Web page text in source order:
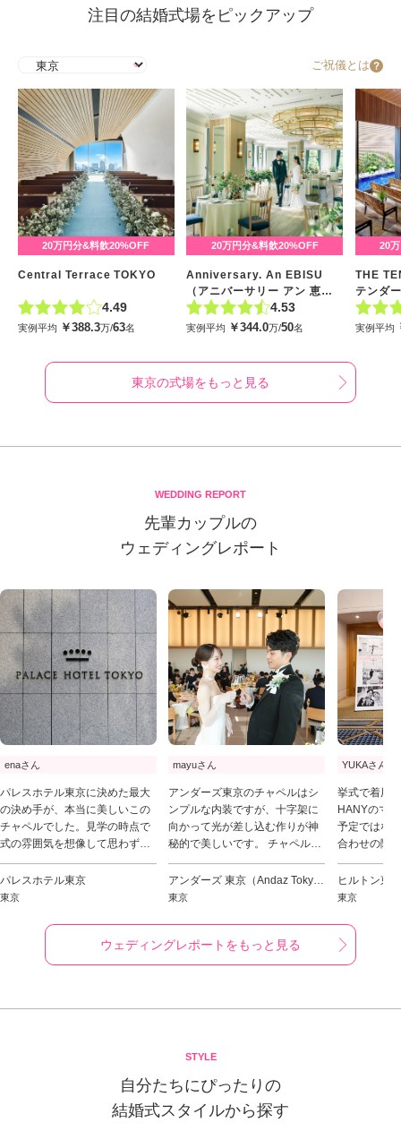
注目の結婚式場をピックアップ
ご祝儀とは
20万円分&料飲20%OFF
Central Terrace TOKYO
4.49
実例平均 ￥388.3万/63名
20万円分&料飲20%OFF
Anniversary. An EBISU
（アニバーサリー アン 恵比
寿）
4.53
実例平均 ￥344.0万/50名
20
THE
テンダ
実例平均
東京の式場をもっと見る
WEDDING REPORT
先輩カップルの
ウェディングレポート
enaさん
パレスホテル東京に決めた最大
の決め手が、本当に美しいこの
チャペルでした。見学の時点で
式の雰囲気を想像して思わず涙
してしまうほど感動的な空間で
す。当日はキリスト教式（約25
万円）で執り行いました。オル
生演奏に包まれる素晴らしい時
間となり、ここで挙式ができて
本当に良かったです。
パレスホテル東京
東京
mayuさん
アンダーズ東京のチャペルはシ
ンプルな内装ですが、十字架に
向かって光が差し込む作りが神
秘的で美しいです。 チャペルの
外壁はあえて経年劣化する素材
を選び、夫婦の時間の積み重ね
を表しているということを教え
ました。 挙式はキリスト教式
で、誓いの言葉、指輪交換、結
婚証明書へのサイン、誓いのキ
アンダーズ 東京（Andaz Tokyo Toranomon Hills）
東京
YUKAさん
挙式で着用
HANYのマ
予定ではな
合わせの際
作ホヤホヤ
り一目惚れ
きはドレス
前から予約
ャンセルさ
レスに決め
ヒルトン東
東京
ウェディングレポートをもっと見る
STYLE
自分たちにぴったりの
結婚式スタイルから探す